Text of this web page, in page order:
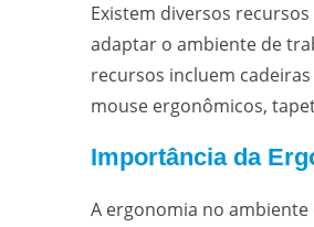
Existem diversos
adaptar o ambiente de
recursos incluem
mouse ergonômicos,
Importância da
A ergonomia no